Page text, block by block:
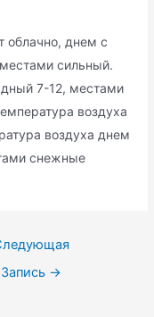
облачно, днем с
сильный.
7-12, местами
воздуха
воздуха днем
снежные
Запись →